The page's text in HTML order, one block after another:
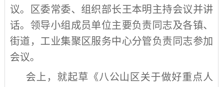
议。区委常委、组织部长王本明主持会议并讲
话。领导小组成员单位主要负责同志及各镇、
街道，工业集聚区服务中心分管负责同志参加
会议。
会上，就起草《八公山区关于做好重点人